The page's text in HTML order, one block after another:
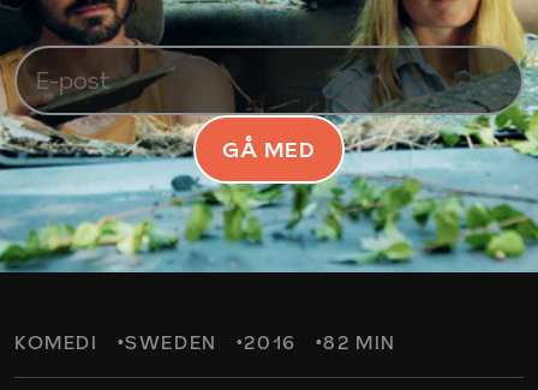
GÅ MED
KOMEDI SWEDEN 2016 82 MIN